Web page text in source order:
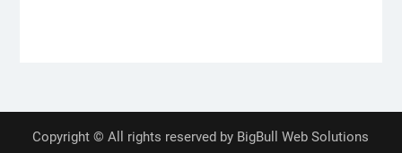
Copyright © All rights reserved by BigBull Web Solutions